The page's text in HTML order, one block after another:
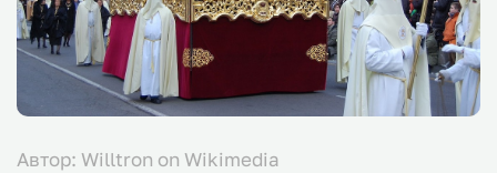
Автор: Willtron on Wikimedia